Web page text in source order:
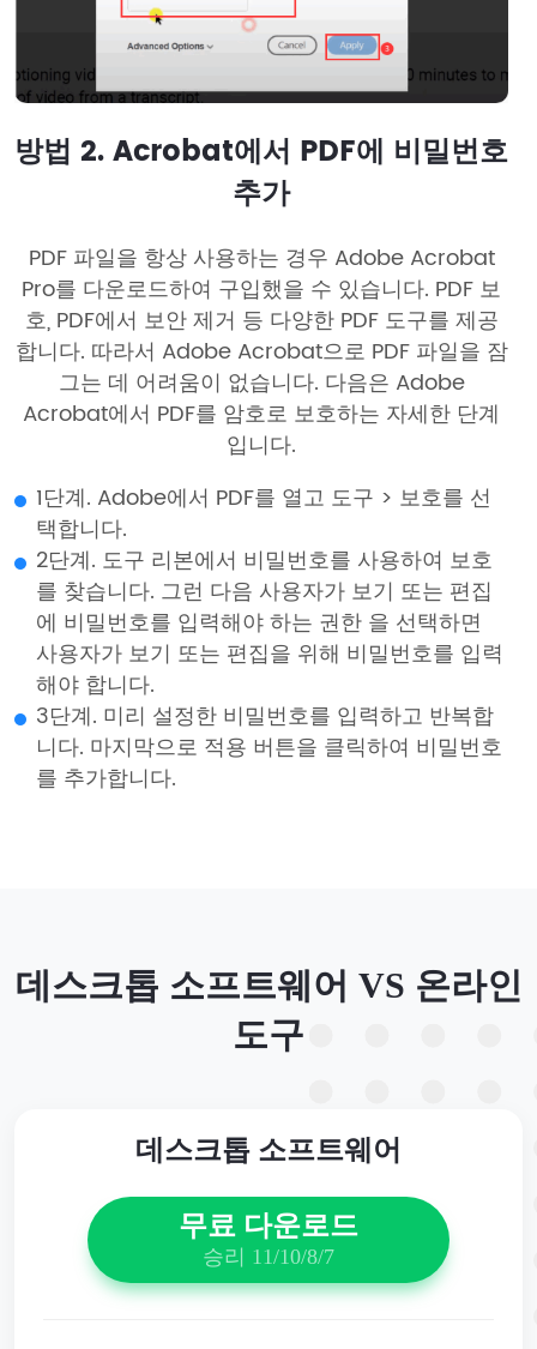
방법 2. Acrobat에서 PDF에 비밀번호
추가
PDF 파일을 항상 사용하는 경우 Adobe Acrobat
Pro를 다운로드하여 구입했을 수 있습니다. PDF 보
호, PDF에서 보안 제거 등 다양한 PDF 도구를 제공
합니다. 따라서 Adobe Acrobat으로 PDF 파일을 잠
그는 데 어려움이 없습니다. 다음은 Adobe
Acrobat에서 PDF를 암호로 보호하는 자세한 단계
입니다.
1단계. Adobe에서 PDF를 열고 도구 > 보호를 선
택합니다.
2단계. 도구 리본에서 비밀번호를 사용하여 보호
를 찾습니다. 그런 다음 사용자가 보기 또는 편집
에 비밀번호를 입력해야 하는 권한 을 선택하면
사용자가 보기 또는 편집을 위해 비밀번호를 입력
해야 합니다.
3단계. 미리 설정한 비밀번호를 입력하고 반복합
니다. 마지막으로 적용 버튼을 클릭하여 비밀번호
를 추가합니다.
데스크톱 소프트웨어 VS 온라인
도구
데스크톱 소프트웨어
무료 다운로드
승리 11/10/8/7